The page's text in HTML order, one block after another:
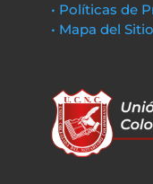
• Políticas de
• Mapa del Sitio